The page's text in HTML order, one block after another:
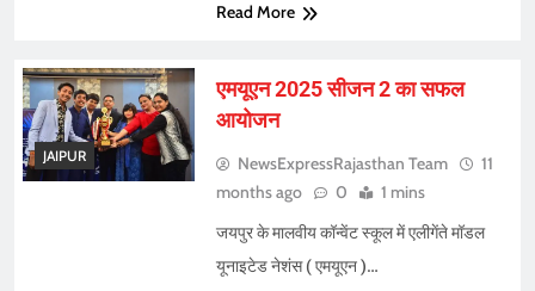
Read More
JAIPUR
एमयूएन 2025 सीजन 2 का सफल
आयोजन
NewsExpressRajasthan Team
11
months ago
0 1 mins
जयपुर के मालवीय कॉन्वेंट स्कूल में एलीगेंते मॉडल
यूनाइटेड नेशंस ( एमयूएन )…